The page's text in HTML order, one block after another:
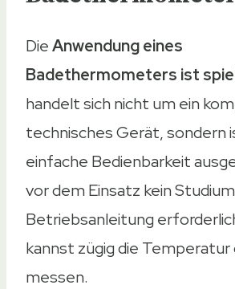
DieAnwendung eines
Badethermometers ist
handelt sich nicht um ein
technisches Gerät, sondern
einfache Bedienbarkeit
vor dem Einsatz kein
Betriebsanleitung
kannst zügig die Temperatur
messen.